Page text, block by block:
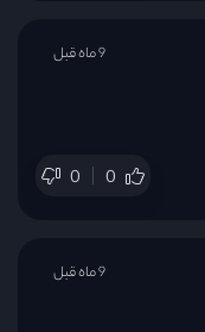
0 0
9 ماه قبل
9 ماه قبل